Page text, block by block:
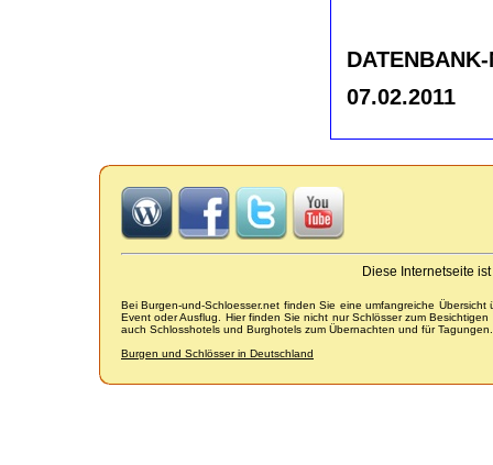
07.02.2011
Diese Internetseite
Bei Burgen-und-Schloesser.net finden Sie eine umfangreiche
Event oder Ausflug. Hier finden Sie nicht nur Schlösser zum
auch Schlosshotels und Burghotels zum Übernachten und für Tagungen.
Burgen und Schlösser in Deutschland